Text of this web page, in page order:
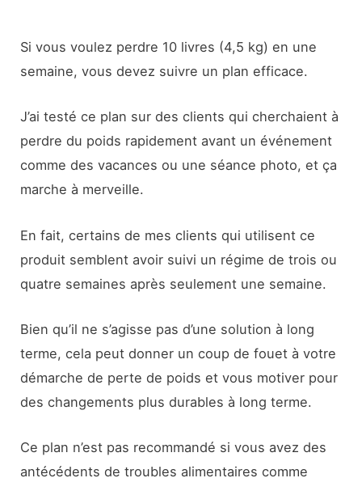
Si vous voulez perdre 10 livres (4,5 kg) en une
semaine, vous devez suivre un plan efficace.
J’ai testé ce plan sur des clients qui cherchaient à
perdre du poids rapidement avant un événement
comme des vacances ou une séance photo, et ça
marche à merveille.
En fait, certains de mes clients qui utilisent ce
produit semblent avoir suivi un régime de trois ou
quatre semaines après seulement une semaine.
Bien qu’il ne s’agisse pas d’une solution à long
terme, cela peut donner un coup de fouet à votre
démarche de perte de poids et vous motiver pour
des changements plus durables à long terme.
Ce plan n’est pas recommandé si vous avez des
antécédents de troubles alimentaires comme